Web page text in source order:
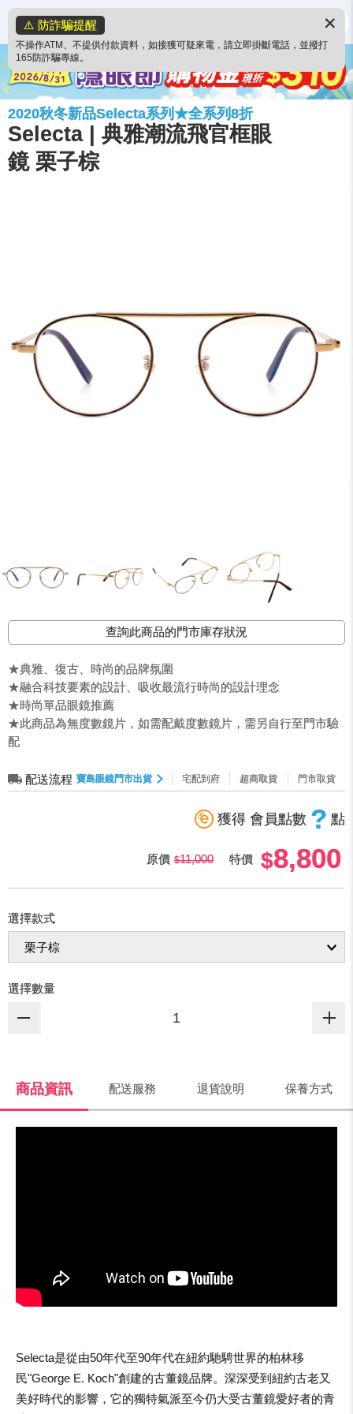
⚠️ 防詐騙提醒
不操作ATM、不提供付款資料，如接獲可疑來電，請立即掛斷電話，並撥打
165防詐騙專線。
✕
2020秋冬新品Selecta系列★全系列8折
Selecta | 典雅潮流飛官框眼
鏡 栗子棕
查詢此商品的門市庫存狀況
★典雅、復古、時尚的品牌氛圍
★融合科技要素的設計、吸收最流行時尚的設計理念
★時尚單品眼鏡推薦
★此商品為無度數鏡片，如需配戴度數鏡片，需另自行至門市驗
配
配送流程 寶島眼鏡門市出貨 宅配到府 超商取貨 門市取貨
獲得 會員點數 ? 點
原價 11,000 特價 8,800
選擇款式
選擇數量
商品資訊 配送服務 退貨說明 保養方式
Selecta是從由50年代至90年代在紐約馳騁世界的柏林移
民"George E. Koch"創建的古董鏡品牌。深深受到紐約古老又
美好時代的影響，它的獨特氣派至今仍大受古董鏡愛好者的青